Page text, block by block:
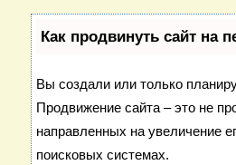
Как продвинуть сайт на
Вы создали или только
Продвижение сайта – это не
направленных на увеличение
поисковых системах.